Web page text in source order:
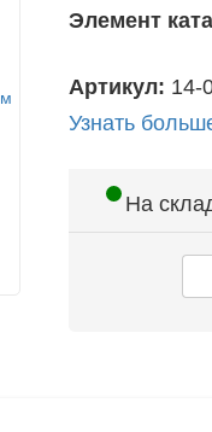
Элемент
Артикул: 14-
Узнать
На